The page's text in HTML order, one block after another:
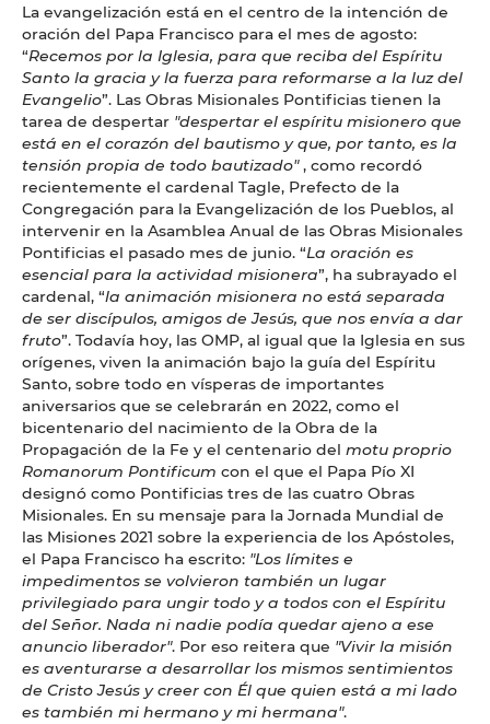
La evangelización está en el centro de la intención de
oración del Papa Francisco para el mes de agosto:
“Recemos por la Iglesia, para que reciba del Espíritu
Santo la gracia y la fuerza para reformarse a la luz del
Evangelio”. Las Obras Misionales Pontificias tienen la
tarea de despertar "despertar el espíritu misionero que
está en el corazón del bautismo y que, por tanto, es la
tensión propia de todo bautizado", como recordó
recientemente el cardenal Tagle, Prefecto de la
Congregación para la Evangelización de los Pueblos, al
intervenir en la Asamblea Anual de las Obras Misionales
Pontificias el pasado mes de junio. “La oración es
esencial para la actividad misionera”, ha subrayado el
cardenal, “la animación misionera no está separada
de ser discípulos, amigos de Jesús, que nos envía a dar
fruto”. Todavía hoy, las OMP, al igual que la Iglesia en sus
orígenes, viven la animación bajo la guía del Espíritu
Santo, sobre todo en vísperas de importantes
aniversarios que se celebrarán en 2022, como el
bicentenario del nacimiento de la Obra de la
Propagación de la Fe y el centenario del motu proprio
Romanorum Pontificum con el que el Papa Pío XI
designó como Pontificias tres de las cuatro Obras
Misionales. En su mensaje para la Jornada Mundial de
las Misiones 2021 sobre la experiencia de los Apóstoles,
el Papa Francisco ha escrito: "Los límites e
impedimentos se volvieron también un lugar
privilegiado para ungir todo y a todos con el Espíritu
del Señor. Nada ni nadie podía quedar ajeno a ese
anuncio liberador". Por eso reitera que "Vivir la misión
es aventurarse a desarrollar los mismos sentimientos
de Cristo Jesús y creer con Él que quien está a mi lado
es también mi hermano y mi hermana".